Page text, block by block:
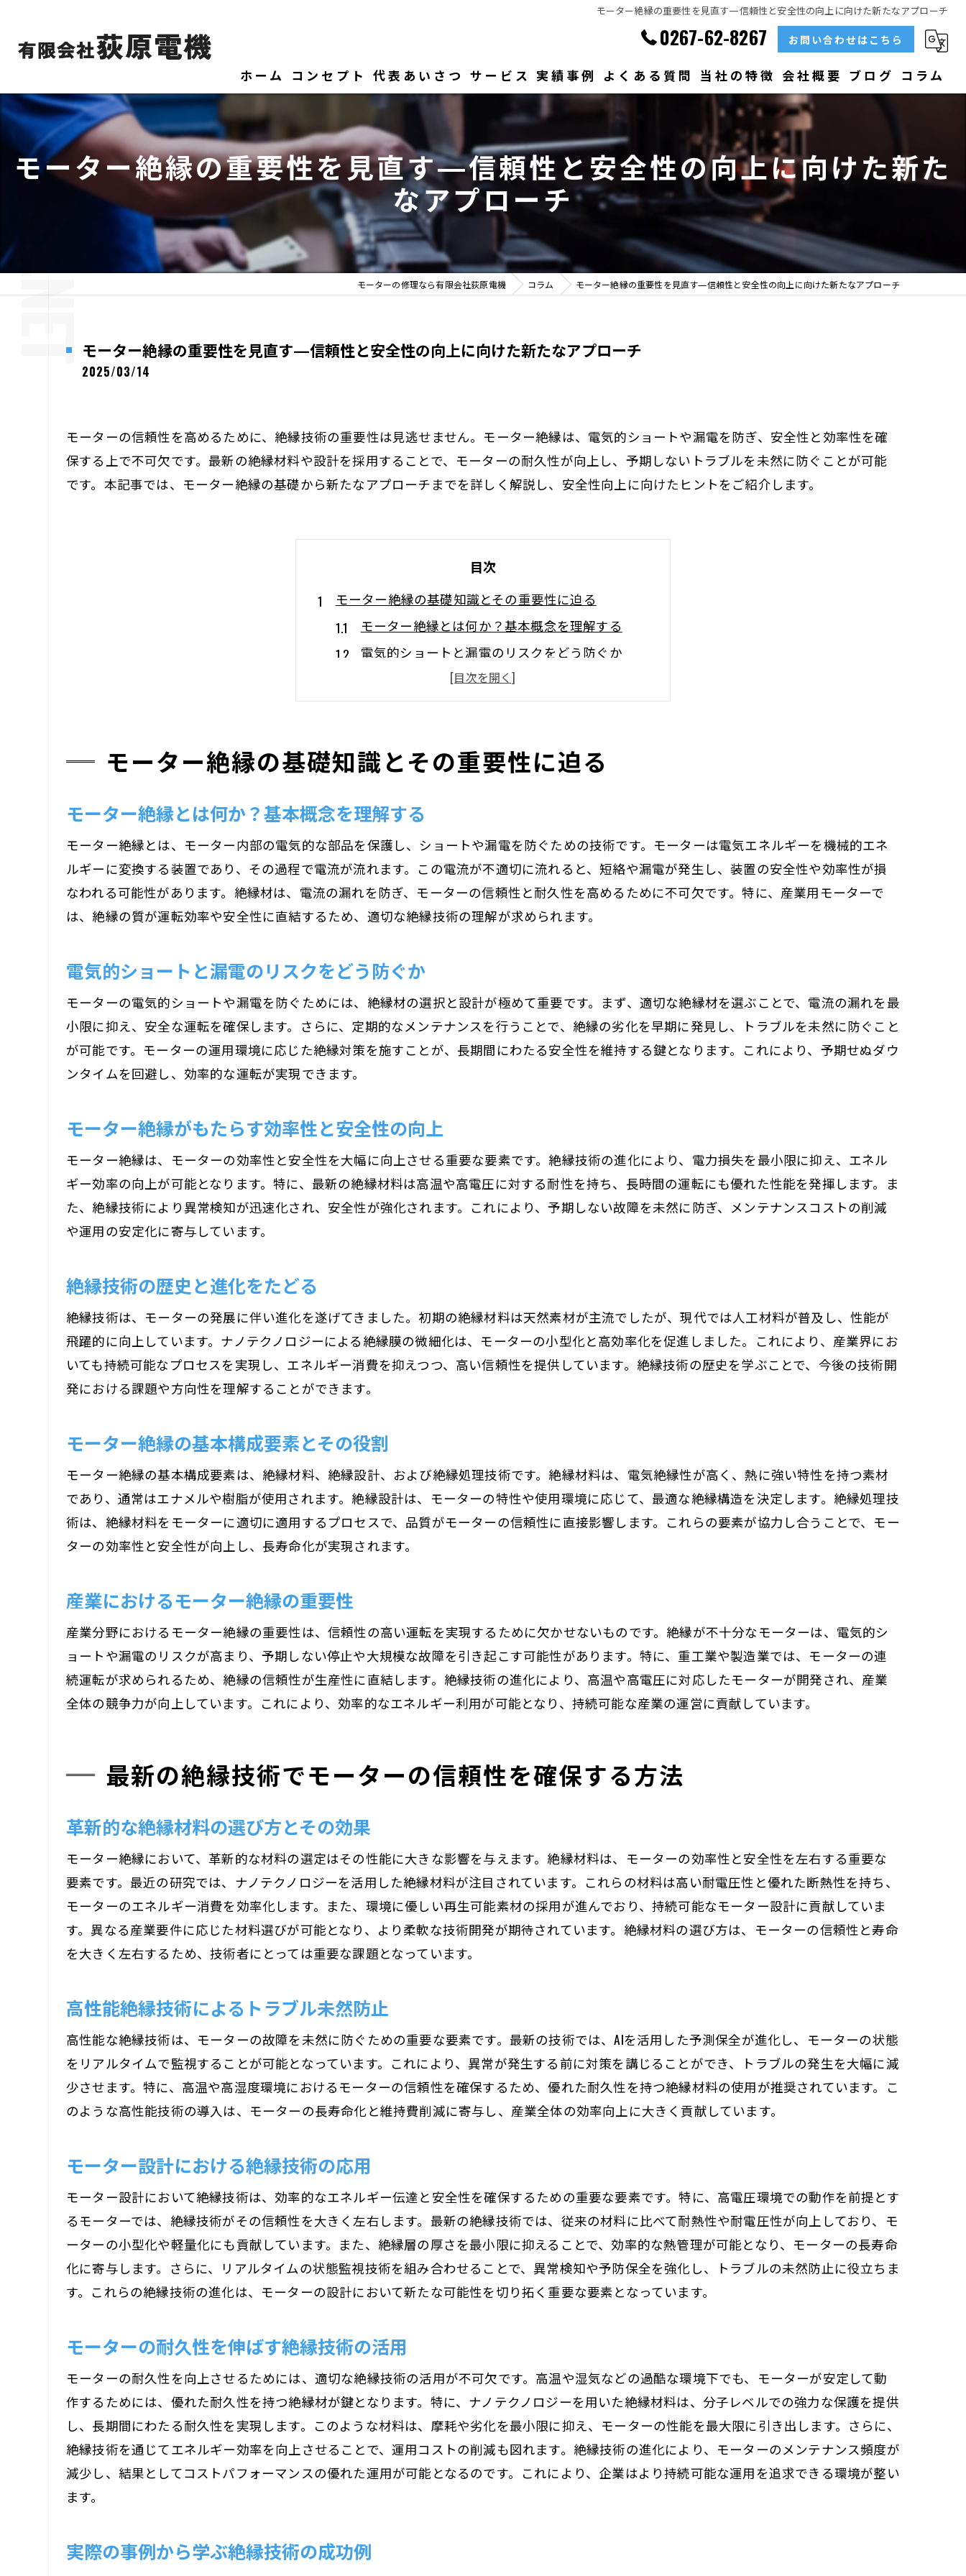
モーター絶縁の重要性を見直す—信頼性と安全性の向上に向けた新たなアプローチ
0267-62-8267 お問い合わせはこちら
ホーム コンセプト 代表あいさつ サービス 実績事例 よくある質問 当社の特徴
ベアリング
大型
メンテナンス
販売
会社概要 ブログ コラム
モーター絶縁の重要性を見直す—信頼性と安全性の向上に向けた新た
なアプローチ
モーターの修理なら有限会社荻原電機 コラム モーター絶縁の重要性を見直す—信頼性と安全性の向上に向けた新たなアプローチ
モーター絶縁の重要性を見直す—信頼性と安全性の向上に向けた新たなアプローチ
2025/03/14
モーターの信頼性を高めるために、絶縁技術の重要性は見逃せません。モーター絶縁は、電気的ショートや漏電を防ぎ、安全性と効率性を確
保する上で不可欠です。最新の絶縁材料や設計を採用することで、モーターの耐久性が向上し、予期しないトラブルを未然に防ぐことが可能
です。本記事では、モーター絶縁の基礎から新たなアプローチまでを詳しく解説し、安全性向上に向けたヒントをご紹介します。
目次
モーター絶縁の基礎知識とその重要性に迫る
モーター絶縁とは何か？基本概念を理解する
電気的ショートと漏電のリスクをどう防ぐか
モーター絶縁がもたらす効率性と安全性の向上
絶縁技術の歴史と進化をたどる
産業におけるモーター絶縁の重要性
革新的な絶縁材料の選び方とその効果
高性能絶縁技術によるトラブル未然防止
モーター設計における絶縁技術の応用
モーターの耐久性を伸ばす絶縁技術の活用
実際の事例から学ぶ絶縁技術の成功例
モーター絶縁の進化—新素材とその利点
新素材がもたらすモーター絶縁の革新
最新の絶縁材料による耐熱性と耐電圧性の向上
軽量化を実現する新たな絶縁技術
未来のモーター絶縁に求められる特性
意外と知らないモーター絶縁の役割と効果
モーター絶縁が果たす意外な役割
絶縁がもたらすエネルギー効率の向上
絶縁技術が社会に与える影響
ナノテクノロジーが変えるモーター絶縁の未来
ナノテクノロジーの導入による絶縁の強化
革新的コーティング技術の応用とその効果
未来のモーター絶縁技術とその可能性
ナノテクノロジーとモーター設計の融合
現代産業におけるナノ絶縁技術の重要性
モーターの安全性を高める絶縁検査の重要性
絶縁検査がモーター安全性に与える影響
最新の検査技術とその適用事例
モーター故障を未然に防ぐ検査手法
安全性を確保するための絶縁検査のプロセス
モーター絶縁がもたらす産業への影響と展望
未来の産業におけるモーター絶縁の役割
産業成長を促進する絶縁技術の可能性
モーター絶縁がもたらす環境への影響
持続可能な産業発展に向けた絶縁技術の応用
絶縁技術でモーターの耐久性を向上させる秘訣
耐久性を高める絶縁技術の選択基準
摩耗を防ぐための絶縁設計のポイント
高信頼性を支える絶縁技術の進化
費用対効果の高い絶縁技術の導入例
モーターの寿命を延ばすための絶縁技術の活用
モーター絶縁の基礎知識とその重要性に迫る
モーター絶縁とは何か？基本概念を理解する
モーター絶縁とは、モーター内部の電気的な部品を保護し、ショートや漏電を防ぐための技術です。モーターは電気エネルギーを機械的エネ
ルギーに変換する装置であり、その過程で電流が流れます。この電流が不適切に流れると、短絡や漏電が発生し、装置の安全性や効率性が損
なわれる可能性があります。絶縁材は、電流の漏れを防ぎ、モーターの信頼性と耐久性を高めるために不可欠です。特に、産業用モーターで
は、絶縁の質が運転効率や安全性に直結するため、適切な絶縁技術の理解が求められます。
電気的ショートと漏電のリスクをどう防ぐか
モーターの電気的ショートや漏電を防ぐためには、絶縁材の選択と設計が極めて重要です。まず、適切な絶縁材を選ぶことで、電流の漏れを最
小限に抑え、安全な運転を確保します。さらに、定期的なメンテナンスを行うことで、絶縁の劣化を早期に発見し、トラブルを未然に防ぐこと
が可能です。モーターの運用環境に応じた絶縁対策を施すことが、長期間にわたる安全性を維持する鍵となります。これにより、予期せぬダウ
ンタイムを回避し、効率的な運転が実現できます。
モーター絶縁がもたらす効率性と安全性の向上
モーター絶縁は、モーターの効率性と安全性を大幅に向上させる重要な要素です。絶縁技術の進化により、電力損失を最小限に抑え、エネル
ギー効率の向上が可能となります。特に、最新の絶縁材料は高温や高電圧に対する耐性を持ち、長時間の運転にも優れた性能を発揮します。ま
た、絶縁技術により異常検知が迅速化され、安全性が強化されます。これにより、予期しない故障を未然に防ぎ、メンテナンスコストの削減
や運用の安定化に寄与しています。
絶縁技術の歴史と進化をたどる
絶縁技術は、モーターの発展に伴い進化を遂げてきました。初期の絶縁材料は天然素材が主流でしたが、現代では人工材料が普及し、性能が
飛躍的に向上しています。ナノテクノロジーによる絶縁膜の微細化は、モーターの小型化と高効率化を促進しました。これにより、産業界にお
いても持続可能なプロセスを実現し、エネルギー消費を抑えつつ、高い信頼性を提供しています。絶縁技術の歴史を学ぶことで、今後の技術開
発における課題や方向性を理解することができます。
モーター絶縁の基本構成要素とその役割
モーター絶縁の基本構成要素は、絶縁材料、絶縁設計、および絶縁処理技術です。絶縁材料は、電気絶縁性が高く、熱に強い特性を持つ素材
であり、通常はエナメルや樹脂が使用されます。絶縁設計は、モーターの特性や使用環境に応じて、最適な絶縁構造を決定します。絶縁処理技
術は、絶縁材料をモーターに適切に適用するプロセスで、品質がモーターの信頼性に直接影響します。これらの要素が協力し合うことで、モー
ターの効率性と安全性が向上し、長寿命化が実現されます。
産業におけるモーター絶縁の重要性
産業分野におけるモーター絶縁の重要性は、信頼性の高い運転を実現するために欠かせないものです。絶縁が不十分なモーターは、電気的シ
ョートや漏電のリスクが高まり、予期しない停止や大規模な故障を引き起こす可能性があります。特に、重工業や製造業では、モーターの連
続運転が求められるため、絶縁の信頼性が生産性に直結します。絶縁技術の進化により、高温や高電圧に対応したモーターが開発され、産業
全体の競争力が向上しています。これにより、効率的なエネルギー利用が可能となり、持続可能な産業の運営に貢献しています。
最新の絶縁技術でモーターの信頼性を確保する方法
革新的な絶縁材料の選び方とその効果
モーター絶縁において、革新的な材料の選定はその性能に大きな影響を与えます。絶縁材料は、モーターの効率性と安全性を左右する重要な
要素です。最近の研究では、ナノテクノロジーを活用した絶縁材料が注目されています。これらの材料は高い耐電圧性と優れた断熱性を持ち、
モーターのエネルギー消費を効率化します。また、環境に優しい再生可能素材の採用が進んでおり、持続可能なモーター設計に貢献していま
す。異なる産業要件に応じた材料選びが可能となり、より柔軟な技術開発が期待されています。絶縁材料の選び方は、モーターの信頼性と寿命
を大きく左右するため、技術者にとっては重要な課題となっています。
高性能絶縁技術によるトラブル未然防止
高性能な絶縁技術は、モーターの故障を未然に防ぐための重要な要素です。最新の技術では、AIを活用した予測保全が進化し、モーターの状態
をリアルタイムで監視することが可能となっています。これにより、異常が発生する前に対策を講じることができ、トラブルの発生を大幅に減
少させます。特に、高温や高湿度環境におけるモーターの信頼性を確保するため、優れた耐久性を持つ絶縁材料の使用が推奨されています。こ
のような高性能技術の導入は、モーターの長寿命化と維持費削減に寄与し、産業全体の効率向上に大きく貢献しています。
モーター設計における絶縁技術の応用
モーター設計において絶縁技術は、効率的なエネルギー伝達と安全性を確保するための重要な要素です。特に、高電圧環境での動作を前提とす
るモーターでは、絶縁技術がその信頼性を大きく左右します。最新の絶縁技術では、従来の材料に比べて耐熱性や耐電圧性が向上しており、モ
ーターの小型化や軽量化にも貢献しています。また、絶縁層の厚さを最小限に抑えることで、効率的な熱管理が可能となり、モーターの長寿命
化に寄与します。さらに、リアルタイムの状態監視技術を組み合わせることで、異常検知や予防保全を強化し、トラブルの未然防止に役立ちま
す。これらの絶縁技術の進化は、モーターの設計において新たな可能性を切り拓く重要な要素となっています。
モーターの耐久性を伸ばす絶縁技術の活用
モーターの耐久性を向上させるためには、適切な絶縁技術の活用が不可欠です。高温や湿気などの過酷な環境下でも、モーターが安定して動
作するためには、優れた耐久性を持つ絶縁材が鍵となります。特に、ナノテクノロジーを用いた絶縁材料は、分子レベルでの強力な保護を提供
し、長期間にわたる耐久性を実現します。このような材料は、摩耗や劣化を最小限に抑え、モーターの性能を最大限に引き出します。さらに、
絶縁技術を通じてエネルギー効率を向上させることで、運用コストの削減も図れます。絶縁技術の進化により、モーターのメンテナンス頻度が
減少し、結果としてコストパフォーマンスの優れた運用が可能となるのです。これにより、企業はより持続可能な運用を追求できる環境が整い
ます。
実際の事例から学ぶ絶縁技術の成功例